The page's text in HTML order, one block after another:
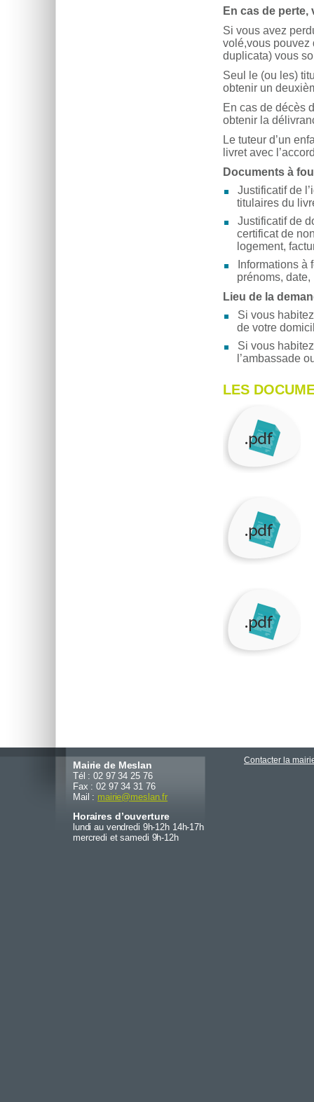
En cas de
Si vous avez
volé,vous pouvez
duplicata) vous
Seul le (ou les)
obtenir un
En cas de décès
obtenir la
Le tuteur d’un
livret avec
Documents à
Justificatif de
titulaires du
Justificatif de
certificat de
logement,
Informations à
prénoms,
Lieu de la
Si vous
de votre
Si vous
l’ambassade
LES
Mairie de Meslan
Tél : 02 97 34 25 76
Fax : 02 97 34 31 76
Mail : mairie@meslan.fr
Horaires d’ouverture
lundi au vendredi 9h-12h 14h-17h
mercredi et samedi 9h-12h
Contacter la